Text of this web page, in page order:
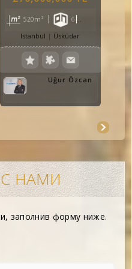
1 520m² 6
Istanbul Üsküdar
Uğur Özcan
НАМИ
заполнив форму ниже.